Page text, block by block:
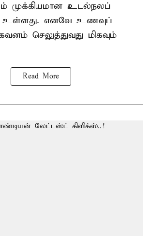
முக்கியமான உடல்நலப்
உள்ளது. எனவே உணவுப்
செலுத்துவது மிகவும்
Read More